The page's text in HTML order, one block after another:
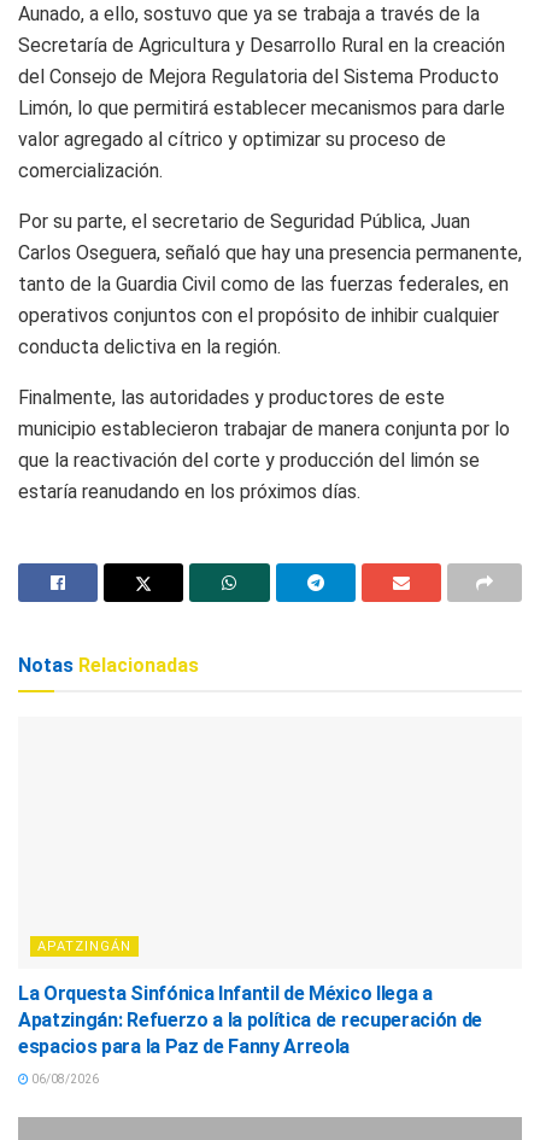
Aunado, a ello, sostuvo que ya se trabaja a través de la
Secretaría de Agricultura y Desarrollo Rural en la creación
del Consejo de Mejora Regulatoria del Sistema Producto
Limón, lo que permitirá establecer mecanismos para darle
valor agregado al cítrico y optimizar su proceso de
comercialización.
Por su parte, el secretario de Seguridad Pública, Juan
Carlos Oseguera, señaló que hay una presencia permanente,
tanto de la Guardia Civil como de las fuerzas federales, en
operativos conjuntos con el propósito de inhibir cualquier
conducta delictiva en la región.
Finalmente, las autoridades y productores de este
municipio establecieron trabajar de manera conjunta por lo
que la reactivación del corte y producción del limón se
estaría reanudando en los próximos días.
Notas Relacionadas
APATZINGÁN
La Orquesta Sinfónica Infantil de México llega a
Apatzingán: Refuerzo a la política de recuperación de
espacios para la Paz de Fanny Arreola
06/08/2026